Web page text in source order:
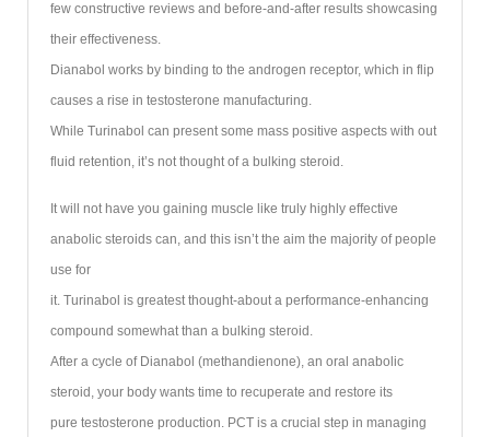
few constructive reviews and before-and-after results showcasing
their effectiveness.
Dianabol works by binding to the androgen receptor, which in flip
causes a rise in testosterone manufacturing.
While Turinabol can present some mass positive aspects with out
fluid retention, it’s not thought of a bulking steroid.
It will not have you gaining muscle like truly highly effective
anabolic steroids can, and this isn’t the aim the majority of people
use for
it. Turinabol is greatest thought-about a performance-enhancing
compound somewhat than a bulking steroid.
After a cycle of Dianabol (methandienone), an oral anabolic
steroid, your body wants time to recuperate and restore its
pure testosterone production. PCT is a crucial step in managing